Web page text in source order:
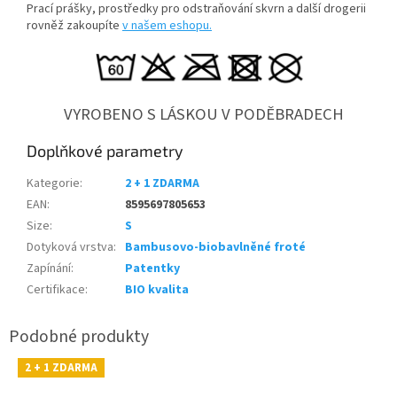
Prací prášky, prostředky pro odstraňování skvrn a další drogerii
rovněž zakoupíte v našem eshopu.
VYROBENO S LÁSKOU V PODĚBRADECH
Doplňkové parametry
Kategorie:
2 + 1 ZDARMA
EAN:
8595697805653
Size:
S
Dotyková vrstva: Bambusovo-biobavlněné froté
Zapínání:
Patentky
Certifikace: BIO kvalita
2 + 1 ZDARMA